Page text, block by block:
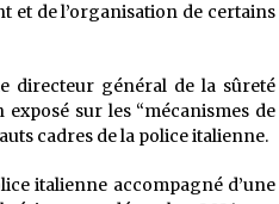
et de l’organisation de certains
directeur général de la sûreté
sur les “mécanismes de
cadres de la police italienne.
italienne accompagné d’une